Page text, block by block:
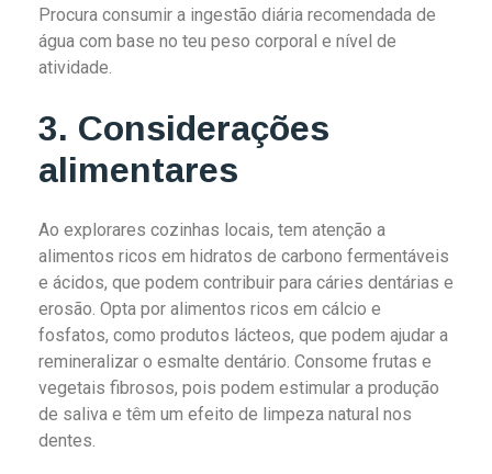
Procura consumir a ingestão diária recomendada de
água com base no teu peso corporal e nível de
atividade.
3. Considerações
alimentares
Ao explorares cozinhas locais, tem atenção a
alimentos ricos em hidratos de carbono fermentáveis
e ácidos, que podem contribuir para cáries dentárias e
erosão. Opta por alimentos ricos em cálcio e
fosfatos, como produtos lácteos, que podem ajudar a
remineralizar o esmalte dentário. Consome frutas e
vegetais fibrosos, pois podem estimular a produção
de saliva e têm um efeito de limpeza natural nos
dentes.